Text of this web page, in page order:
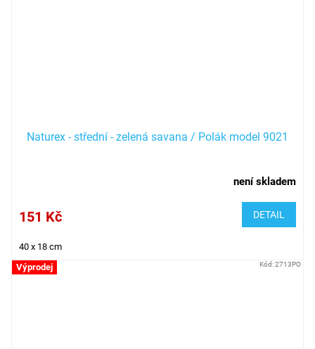
Naturex - střední - zelená savana / Polák model 9021
není skladem
151 Kč DETAIL
40 x 18 cm
Výprodej Kód:2713PO